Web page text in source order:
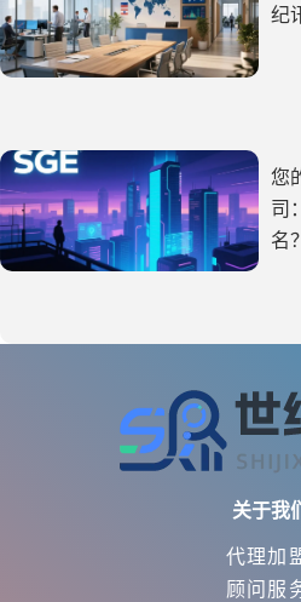
纪
您
司
名？
关于我
代理加
顾问服